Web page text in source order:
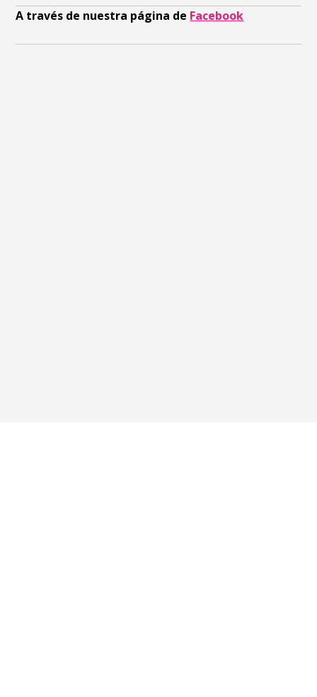
A través de nuestra página de Facebook